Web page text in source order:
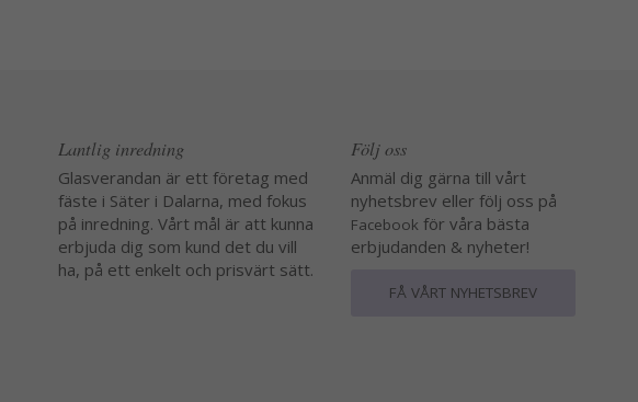
Lantlig inredning
Glasverandan är ett företag med
fäste i Säter i Dalarna, med fokus
på inredning. Vårt mål är att kunna
erbjuda dig som kund det du vill
ha, på ett enkelt och prisvärt sätt.
Följ oss
Anmäl dig gärna till vårt
nyhetsbrev eller följ oss på
Facebook för våra bästa
erbjudanden & nyheter!
FÅ VÅRT NYHETSBREV